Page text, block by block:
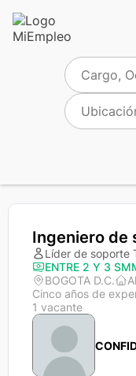
Ingeniero de
Líder de soporte
ENTRE 2 Y 3
BOGOTA D.C.
Cinco años de
1 vacante